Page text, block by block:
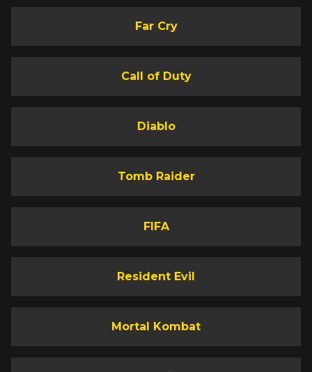
Far Cry
Call of Duty
Diablo
Tomb Raider
FIFA
Resident Evil
Mortal Kombat